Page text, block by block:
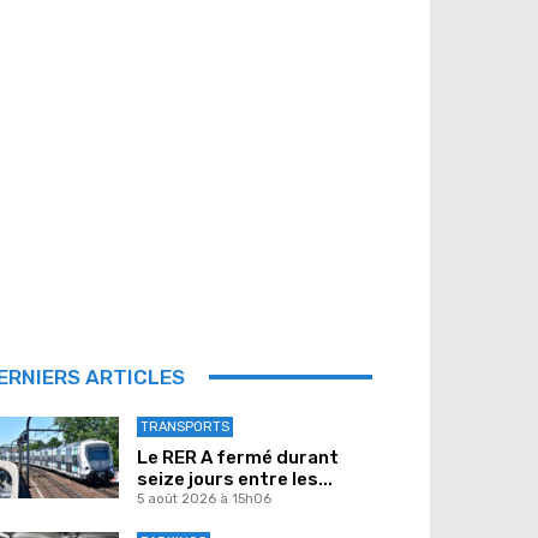
ARTICLES
TRANSPORTS
Le RER A fermé durant
seize jours entre les...
5 août 2026 à 15h06